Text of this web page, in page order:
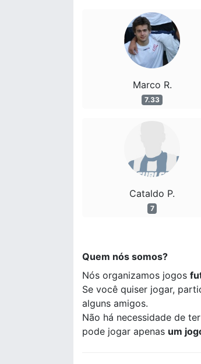
Marco R.
7.33
Cataldo P.
7
Quem nós somos?
Nós organizamos jogos
Se você quiser jogar,
alguns amigos.
Não há necessidade de
pode jogar apenas um